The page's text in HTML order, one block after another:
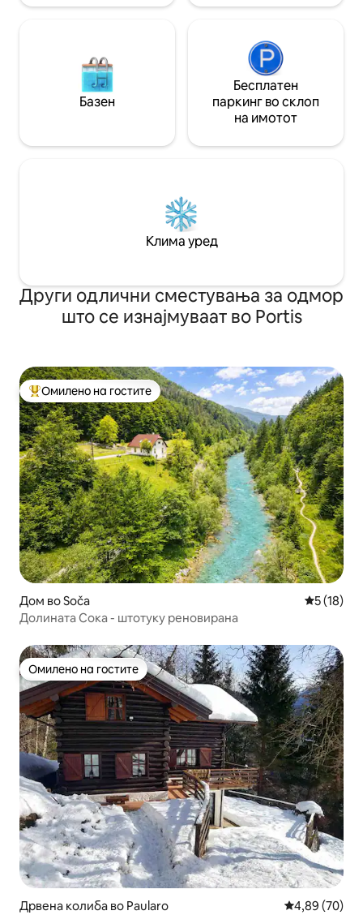
Базен
Бесплатен
паркинг во склоп
на имотот
Клима уред
Други одлични сместувања за одмор
што се изнајмуваат во Portis
Меѓу најуспешните „Омилени на гостите“
Омилено на гостите
Дом во Soča Просечна
5 (18)
Долината Сока - штотуку реновирана
Омилено на гостите
Омилено на гостите
Дрвена колиба во Paularo Просечна
4,89 (70)